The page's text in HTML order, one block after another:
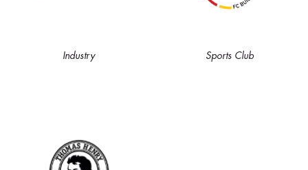
Industry Sports Club